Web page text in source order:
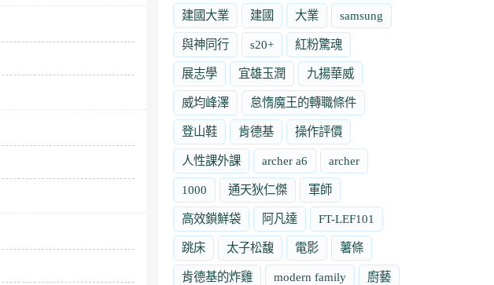
建國大業 建國 大業 samsung
與神同行 s20+ 紅粉驚魂
展志學 宜雄玉潤 九揚華威
威均峰澤 怠惰魔王的轉職條件
登山鞋 肯德基 操作評價
人性課外課 archer a6 archer
1000 通天狄仁傑 軍師
高效鎖鮮袋 阿凡達 FT-LEF101
跳床 太子松馥 電影 薯條
肯德基的炸雞 modern family 廚藝